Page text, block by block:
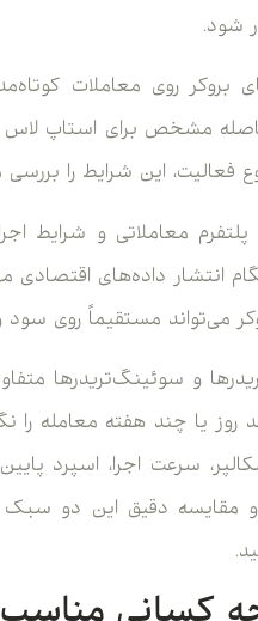
شود.
روی معاملات
مشخص برای استاپ
فعالیت، این شرایط را
پلتفرم معاملاتی و شرایط
انتشار داده‌های اقتصادی
می‌تواند مستقیماً روی سود و
و
یا چند هفته معامله را
سرعت اجرا، اسپرد
مقایسه دقیق این دو سبک